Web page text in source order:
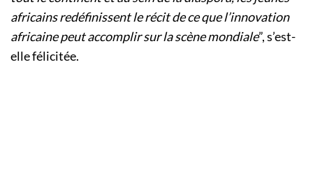
africains redéfinissent le récit de ce que l’innovation
africaine peut accomplir sur la scène mondiale”, s’est-
elle félicitée.